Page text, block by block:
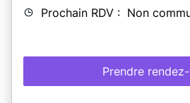
Prochain RDV : Non
Prendre